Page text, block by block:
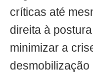
críticas até
direita à
minimizar a